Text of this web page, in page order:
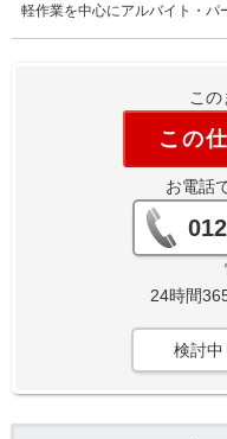
軽作業を中心にアルバイト・パ
この
この
お電話
24時間
検討中